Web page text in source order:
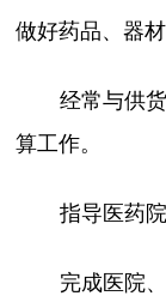
做好药品、器
经常与供
算工作。
指导医药
完成医院